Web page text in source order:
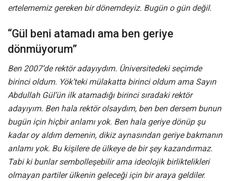
ertelememiz gereken bir dönemdeyiz. Bugün o gün değil.
“Gül beni atamadı ama ben geriye
dönmüyorum”
Ben 2007’de rektör adayıydım. Üniversitedeki seçimde
birinci oldum. Yök’teki mülakatta birinci oldum ama Sayın
Abdullah Gül’ün ilk atamadığı birinci sıradaki rektör
adayıyım. Ben hala rektör olsaydım, ben ben dersem bunun
bugün için hiçbir anlamı yok. Ben hala geriye dönüp şu
kadar oy aldım demenin, dikiz aynasından geriye bakmanın
anlamı yok. Bu kişilere de ülkeye de bir şey kazandırmaz.
Tabi ki bunlar sembolleşebilir ama ideolojik birliktelikleri
olmayan partiler ülkenin geleceği için bir araya geldiler.